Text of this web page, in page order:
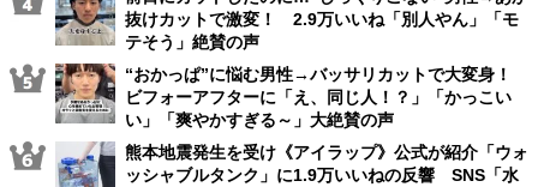
抜けカットで激変！ 2.9万いいね「別人やん」「モ
テそう」絶賛の声
“おかっぱ”に悩む男性→バッサリカットで大変身！
ビフォーアフターに「え、同じ人！？」「かっこい
い」「爽やかすぎる～」大絶賛の声
熊本地震発生を受け《アイラップ》公式が紹介「ウォ
ッシャブルタンク」に1.9万いいねの反響 SNS「水